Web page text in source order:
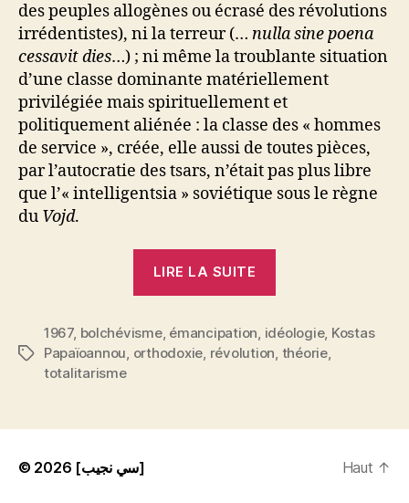
des peuples allogènes ou écrasé des révolutions
irrédentistes), ni la terreur (… nulla sine poena
cessavit dies…) ; ni même la troublante situation
d’une classe dominante matériellement
privilégiée mais spirituellement et
politiquement aliénée : la classe des « hommes
de service », créée, elle aussi de toutes pièces,
par l’autocratie des tsars, n’était pas plus libre
que l’« intelligentsia » soviétique sous le règne
du Vojd.
LIRE LA SUITE
L’idéologie
froide.
le
dépérissement
Étiquettes
1967, bolchévisme, émancipation idéologie, Kostas
Papaïoannou orthodoxie révolution théorie,
totalitarisme
© 2026 [سي نجيب] Haut ↑